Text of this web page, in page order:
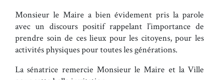
Monsieur le Maire a bien évidement pris la parole
avec un discours positif rappelant l’importance de
prendre soin de ces lieux pour les citoyens, pour les
activités physiques pour toutes les générations.
La sénatrice remercie Monsieur le Maire et la Ville